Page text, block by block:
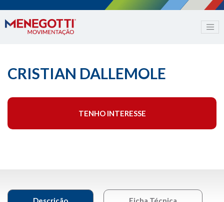
CRISTIAN DALLEMOLE
TENHO INTERESSE